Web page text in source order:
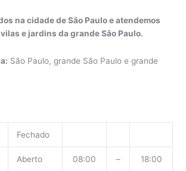
na cidade de São Paulo e atendemos
e jardins da grande São Paulo.
São Paulo, grande São Paulo e grande
Fechado
Aberto 08:00 – 18:00